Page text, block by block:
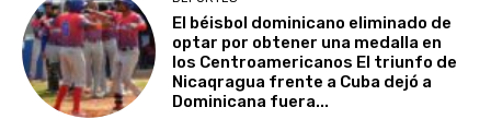
El béisbol dominicano eliminado de
optar por obtener una medalla en
los Centroamericanos El triunfo de
Nicaqragua frente a Cuba dejó a
Dominicana fuera...